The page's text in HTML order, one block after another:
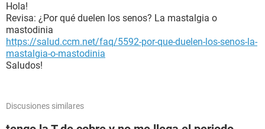
Hola!
Revisa: ¿Por qué duelen los senos? La mastalgia o
mastodinia
https://salud.ccm.net/faq/5592-por-que-duelen-los-senos-la-
mastalgia-o-mastodinia
Saludos!
Discusiones similares